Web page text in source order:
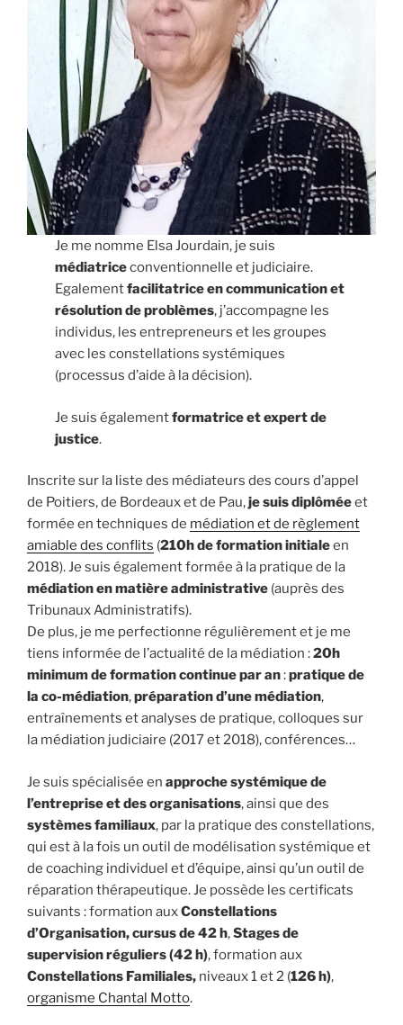
Je me nomme Elsa Jourdain, je suis
médiatriceconventionnelle et judiciaire.
Egalementfacilitatrice en communication et
résolution de problèmes, j’accompagne les
individus, les entrepreneurs et les groupes
avec les constellations systémiques
(processus d’aide à la décision).
Je suis égalementformatriceet expert de
justice.
Inscrite sur la liste des médiateurs des cours d’appel
de Poitiers, de Bordeaux et de Pau,je suis diplôméeet
formée en techniques de médiation et de règlement
amiable des conflits (210h de formation initialeen
2018). Je suis également formée à la pratique de la
médiation en matière administrative (auprès des
Tribunaux Administratifs).
De plus, je me perfectionne régulièrement et je me
tiens informée de l’actualité de la médiation :20h
minimum de formation continue par an:pratique de
la co-médiation,préparation d’une médiation,
entraînements et analyses de pratique, colloques sur
la médiation judiciaire (2017 et 2018), conférences…
Je suis spécialisée en approche systémique de
l’entreprise et des organisations, ainsi que des
systèmes familiaux, par la pratique des constellations,
qui est à la fois un outil de modélisation systémique et
de coaching individuel et d’équipe, ainsi qu’un outil de
réparation thérapeutique. Je possède les certificats
suivants : formation auxConstellations
d’Organisation,cursus de 42 h,Stages de
supervision réguliers (42 h), formation aux
Constellations Familiales, niveaux 1 et 2 (126 h),
organisme Chantal Motto.